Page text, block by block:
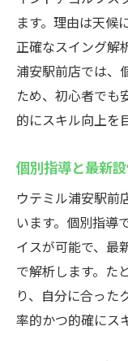
ビス紹介
24時間
若い世
お得な
快適ア
今注目の
ます。理由は天候
正確なスイング解
浦安駅前店では、
ため、初心者でも
的にスキル向上を
個別指導と最新
ウテミル浦安駅前
います。個別指導
イスが可能で、最
で解析します。た
り、自分に合った
率的かつ的確にス